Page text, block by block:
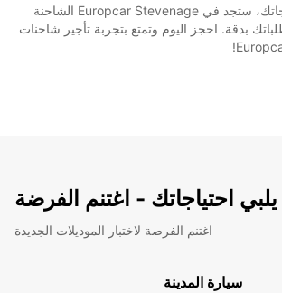
بغض النظر عن احتياجاتك، ستجد في Europcar Stevenage الشاحنة
بدقة. احجز اليوم وتمتع بتجربة تأجير شاحنات
احتياجاتك - اغتنم الفرضة
اغتنم الفرصة لاختبار الموديلات الجديدة
سيارة المدينة